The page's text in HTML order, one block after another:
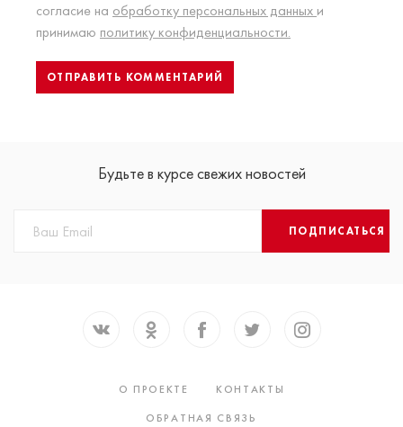
согласие на обработку персональных данных и
принимаю политику конфиденциальности.
Будьте в курсе свежих новостей
ПОДПИСАТЬСЯ
О ПРОЕКТЕ
КОНТАКТЫ
ОБРАТНАЯ СВЯЗЬ